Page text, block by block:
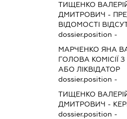
ТИЩЕНКО
ДМИТРОВИЧ -
ВІДОМОСТІ
dossier.position -
МАРЧЕНКО ЯНА
ГОЛОВА КОМІСІЇ
АБО ЛІКВІДАТОР
dossier.position -
ТИЩЕНКО
ДМИТРОВИЧ -
dossier.position -